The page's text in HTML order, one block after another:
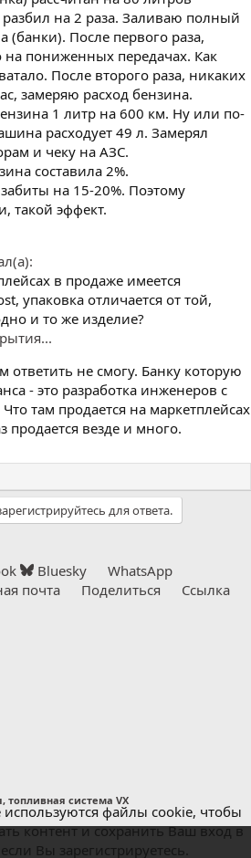
на 2 раза. Заливаю полный
(банки). После первого раза,
пониженных передачах. Как
После второго раза, никаких
замеряю расход бензина.
1 литр на 600 км. Ну или по-
расходует 49 л. Замерял
и чеку на АЗС.
составила 2%.
на 15-20%. Поэтому
такой эффект.
в продаже имеется
упаковка отличается от той,
и то же изделие?
ответить не смогу. Банку которую
- это разработка инженеров с
там продается на маркетплейсах
везде и много.
для ответа.
Bluesky
WhatsApp
почта Поделиться Ссылка
топливная система VX
файлы cookie, чтобы
контент и сохранить Ваш вход в
Вы зарегистрируетесь.